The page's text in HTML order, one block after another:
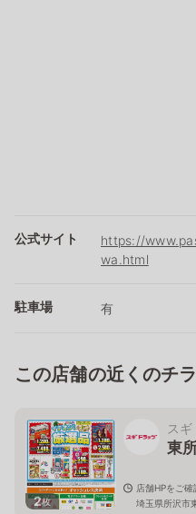
公式サイト
https://
wa.html
駐車場 有
この店舗の近くのチ
2枚
ス
東
店舗HPをご
埼玉県所沢市